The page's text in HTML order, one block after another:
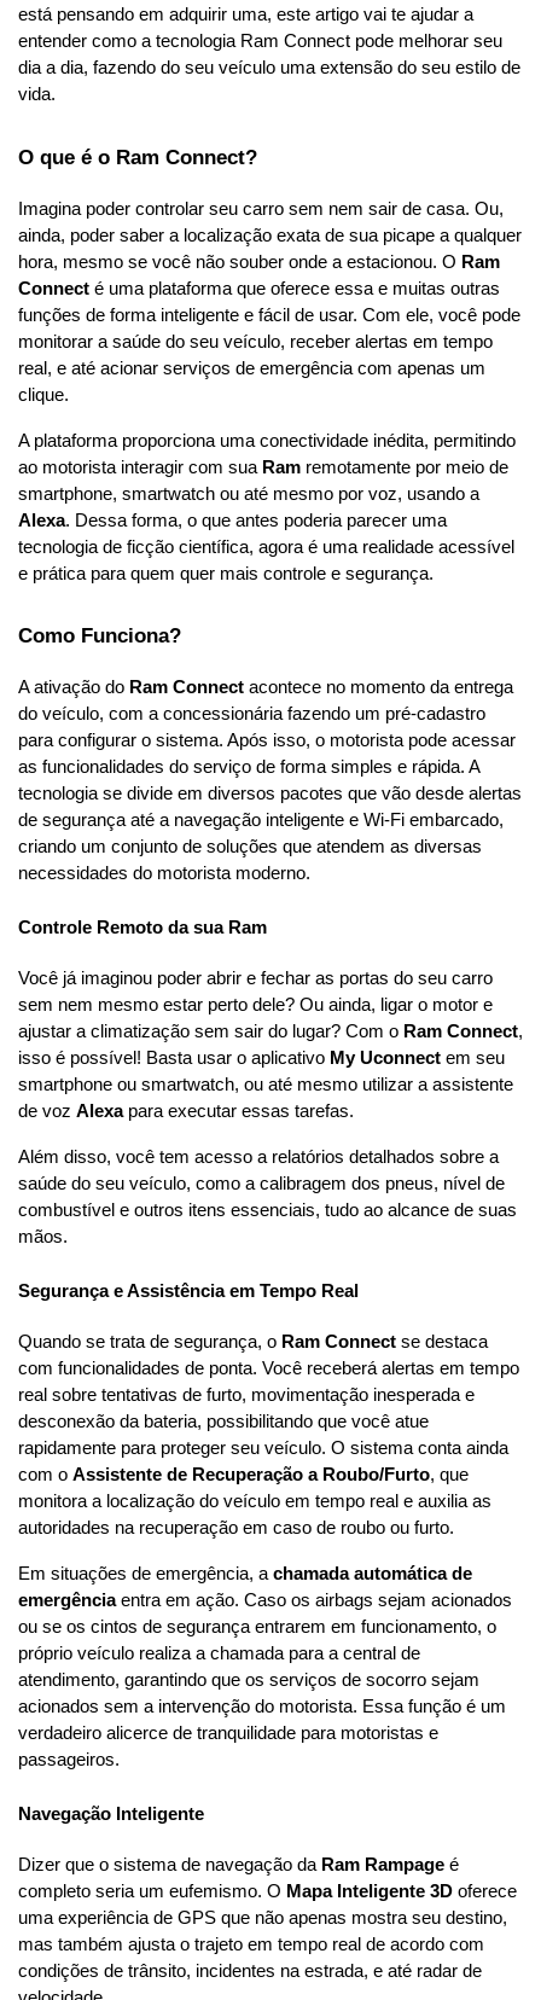
está pensando em adquirir uma, este artigo vai te ajudar a
entender como a tecnologia Ram Connect pode melhorar seu
dia a dia, fazendo do seu veículo uma extensão do seu estilo de
vida.
O que é o Ram Connect?
Imagina poder controlar seu carro sem nem sair de casa. Ou,
ainda, poder saber a localização exata de sua picape a qualquer
hora, mesmo se você não souber onde a estacionou. O Ram
Connect é uma plataforma que oferece essa e muitas outras
funções de forma inteligente e fácil de usar. Com ele, você pode
monitorar a saúde do seu veículo, receber alertas em tempo
real, e até acionar serviços de emergência com apenas um
clique.
A plataforma proporciona uma conectividade inédita, permitindo
ao motorista interagir com sua Ram remotamente por meio de
Alexa. Dessa forma, o que antes poderia parecer uma
tecnologia de ficção científica, agora é uma realidade acessível
e prática para quem quer mais controle e segurança.
Como Funciona?
A ativação do Ram Connect acontece no momento da entrega
do veículo, com a concessionária fazendo um pré-cadastro
para configurar o sistema. Após isso, o motorista pode acessar
as funcionalidades do serviço de forma simples e rápida. A
tecnologia se divide em diversos pacotes que vão desde alertas
de segurança até a navegação inteligente e Wi-Fi embarcado,
criando um conjunto de soluções que atendem as diversas
necessidades do motorista moderno.
Controle Remoto da sua Ram
Você já imaginou poder abrir e fechar as portas do seu carro
sem nem mesmo estar perto dele? Ou ainda, ligar o motor e
ajustar a climatização sem sair do lugar? Com o Ram Connect,
isso é possível! Basta usar o aplicativo My Uconnect em seu
smartphone ou smartwatch, ou até mesmo utilizar a assistente
de voz Alexa para executar essas tarefas.
Além disso, você tem acesso a relatórios detalhados sobre a
saúde do seu veículo, como a calibragem dos pneus, nível de
combustível e outros itens essenciais, tudo ao alcance de suas
mãos.
Segurança e Assistência em Tempo Real
Quando se trata de segurança, o Ram Connect se destaca
com funcionalidades de ponta. Você receberá alertas em tempo
real sobre tentativas de furto, movimentação inesperada e
desconexão da bateria, possibilitando que você atue
rapidamente para proteger seu veículo. O sistema conta ainda
com o Assistente de Recuperação a Roubo/Furto, que
monitora a localização do veículo em tempo real e auxilia as
autoridades na recuperação em caso de roubo ou furto.
Em situações de emergência, a chamada automática de
emergência entra em ação. Caso os airbags sejam acionados
ou se os cintos de segurança entrarem em funcionamento, o
próprio veículo realiza a chamada para a central de
atendimento, garantindo que os serviços de socorro sejam
acionados sem a intervenção do motorista. Essa função é um
verdadeiro alicerce de tranquilidade para motoristas e
passageiros.
Navegação Inteligente
Dizer que o sistema de navegação da Ram Rampage é
completo seria um eufemismo. O Mapa Inteligente 3D oferece
uma experiência de GPS que não apenas mostra seu destino,
mas também ajusta o trajeto em tempo real de acordo com
condições de trânsito, incidentes na estrada, e até radar de